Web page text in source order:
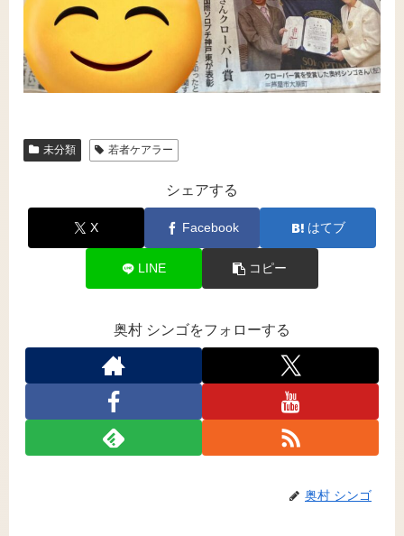
未分類 若者ケアラー
シェアする
X Facebook はてブ
LINE コピー
奥村 シンゴをフォローする
奥村 シンゴ